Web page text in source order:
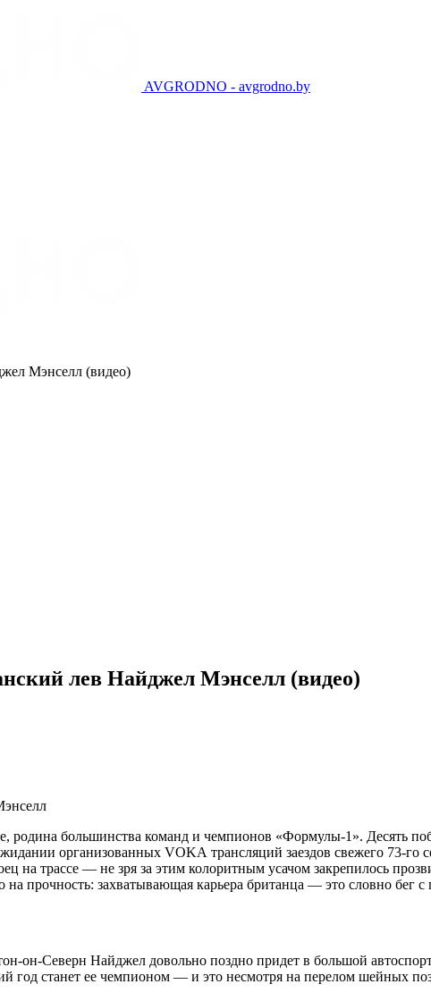
AVGRODNO - avgrodno.by
Мэнселл (видео)
лев Найджел Мэнселл (видео)
родина большинства команд и чемпионов «Формулы-1». Десять
организованных VOKA трансляций заездов свежего 73-го
трассе — не зря за этим колоритным усачом закрепилось
прочность: захватывающая карьера британца — это словно бег с
он-Северн Найджел довольно поздно придет в большой
год станет ее чемпионом — и это несмотря на перелом шейных